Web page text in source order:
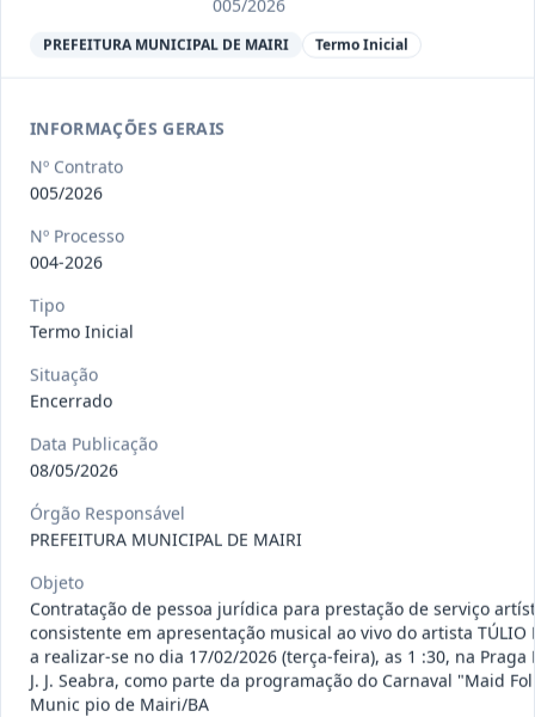
Inicial
contrato a contratação de emp
Situação
012-
2023
Termo
Inicial
para apresentação musi
Situação: Encerrado
011-
2023
Termo
Inicial
Contratação de empresa especializada
Situação: Encerrado Data 04/08/2026 Ver detalhes
005/2026
PREFEITURA MUNICIPAL DE MAIRI Termo Inicial
INFORMAÇÕES GERAIS
Nº Contrato
005/2026
Nº Processo
004-2026
Tipo
Termo Inicial
Situação
Encerrado
Data Publicação
08/05/2026
Órgão Responsável
PREFEITURA MUNICIPAL DE MAIRI
Objeto
Contratação de pessoa jurídica para prestação de serviço
consistente em apresentação musical ao vivo do artista TÚLIO
a realizar-se no dia 17/02/2026 (terça-feira), as 1 :30, na Praga
J. J. Seabra, como parte da programação do Carnaval "Maid
Munic pio de Mairi/BA